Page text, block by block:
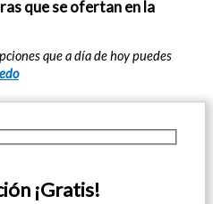
que se ofertan en la
que a día de hoy puedes
¡Gratis!